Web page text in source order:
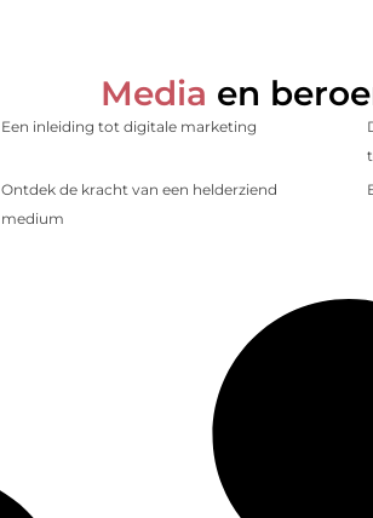
Media en
Een inleiding tot digitale marketing
Ontdek de kracht van een helderziend
medium